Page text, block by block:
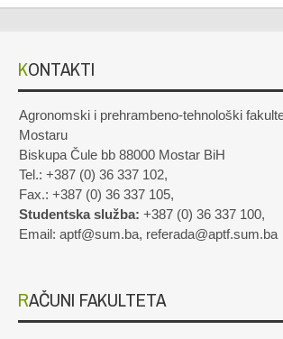
KONTAKTI
Agronomski i prehrambeno-tehnološki
Mostaru
Biskupa Čule bb 88000 Mostar BiH
Tel.: +387 (0) 36 337 102,
Fax.: +387 (0) 36 337 105,
Studentska služba: +387 (0) 36 337 100,
Email: aptf@sum.ba, referada@aptf.sum.ba
RAČUNI FAKULTETA